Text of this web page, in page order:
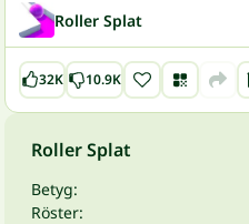
Roller Splat
32K 10.9K
Roller Splat
Betyg:
Röster: